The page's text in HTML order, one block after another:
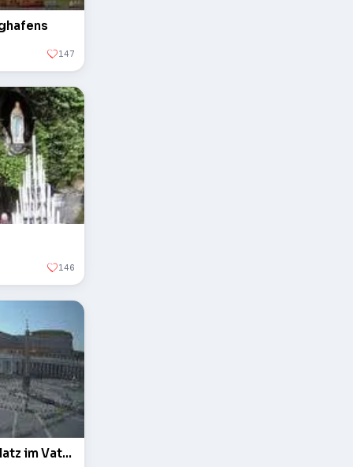
147
146
Der Obelisk auf dem Petersplatz im Vatikan